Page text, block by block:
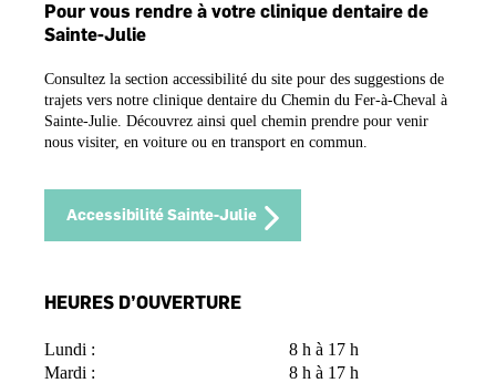
Pour vous rendre à votre clinique dentaire de
Sainte-Julie
Consultez la section accessibilité du site pour des suggestions de
trajets vers notre clinique dentaire du Chemin du Fer-à-Cheval à
Sainte-Julie. Découvrez ainsi quel chemin prendre pour venir
nous visiter, en voiture ou en transport en commun.
Accessibilité Sainte-Julie
HEURES D’OUVERTURE
Lundi :
8 h à 17 h
Mardi :
8 h à 17 h